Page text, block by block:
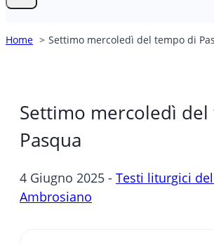
Home Settimo mercoledì del tempo di
Settimo mercoledì
Pasqua
4 Giugno 2025 - Testi liturgici
Ambrosiano